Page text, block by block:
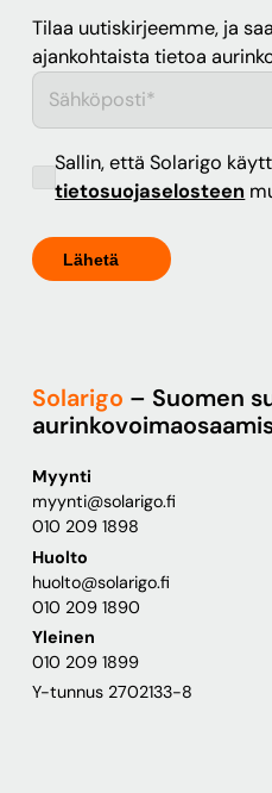
Tilaa uutiskirjeemme, ja
ajankohtaista tietoa
Sallin, että Solarigo
tietosuojaselosteen
Solarigo – Suomen
Myynti
myynti@solarigo.fi
010 209 1898
Huolto
huolto@solarigo.fi
010 209 1890
Yleinen
010 209 1899
Y-tunnus 2702133-8